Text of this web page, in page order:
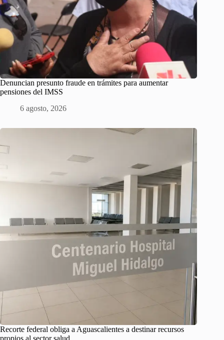
Denuncian presunto fraude en trámites para aumentar
pensiones del IMSS
6 agosto, 2026
Recorte federal obliga a Aguascalientes a destinar recursos
propios al sector salud